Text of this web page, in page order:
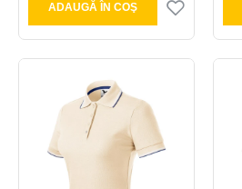
ADAUGĂ ÎN COŞ